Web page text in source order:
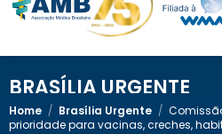
BRASÍLIA URGENTE
Home / Brasília Urgente /
prioridade para vacinas, creches,